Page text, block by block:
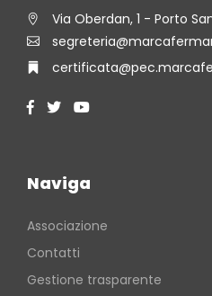
Via Oberdan, 1 - Porto
Naviga
Associazione
Contatti
Gestione trasparente